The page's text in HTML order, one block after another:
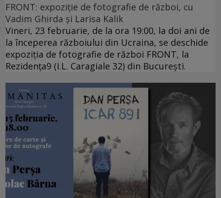
FRONT: expoziție de fotografie de război, cu
Vadim Ghirda și Larisa Kalik
Vineri, 23 februarie, de la ora 19:00, la doi ani de
la începerea războiului din Ucraina, se deschide
expoziția de fotografie de război FRONT, la
Rezidența9 (I.L. Caragiale 32) din București.